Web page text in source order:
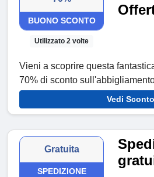
BUONO SCONTO
Utilizzato 2 volte
Vieni a scoprire questa
70% di sconto
Vedi Sconto
Gratuita
SPEDIZIONE